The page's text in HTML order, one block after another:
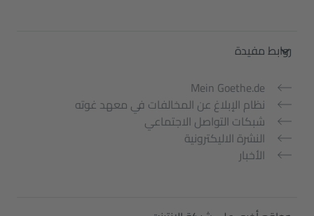
روابط مفيدة
Mein Goethe.de
نظام الإبلاغ عن المخالفات في معهد غوته
شبكات التواصل الاجتماعي
النشرة الاليكترونية
الأخبار